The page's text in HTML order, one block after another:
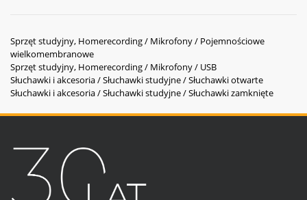
Sprzęt studyjny, Homerecording / Mikrofony / Pojemnościowe
wielkomembranowe
Sprzęt studyjny, Homerecording / Mikrofony / USB
Słuchawki i akcesoria / Słuchawki studyjne / Słuchawki otwarte
Słuchawki i akcesoria / Słuchawki studyjne / Słuchawki zamknięte